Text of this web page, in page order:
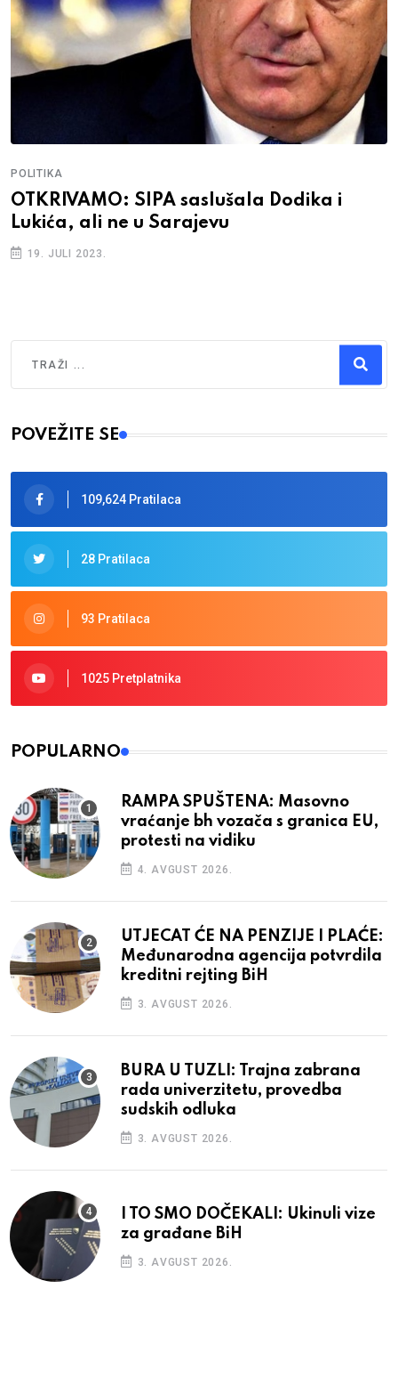
POLITIKA
OTKRIVAMO: SIPA saslušala Dodika i
Lukića, ali ne u Sarajevu
19. JULI 2023.
Type 2 or more characters for results.
POVEŽITE SE
109,624 Pratilaca
28 Pratilaca
93 Pratilaca
1025 Pretplatnika
POPULARNO
RAMPA SPUŠTENA: Masovno
vraćanje bh vozača s granica EU,
protesti na vidiku
4. AVGUST 2026.
UTJECAT ĆE NA PENZIJE I PLAĆE:
Međunarodna agencija potvrdila
kreditni rejting BiH
3. AVGUST 2026.
BURA U TUZLI: Trajna zabrana
rada univerzitetu, provedba
sudskih odluka
3. AVGUST 2026.
I TO SMO DOČEKALI: Ukinuli vize
za građane BiH
3. AVGUST 2026.